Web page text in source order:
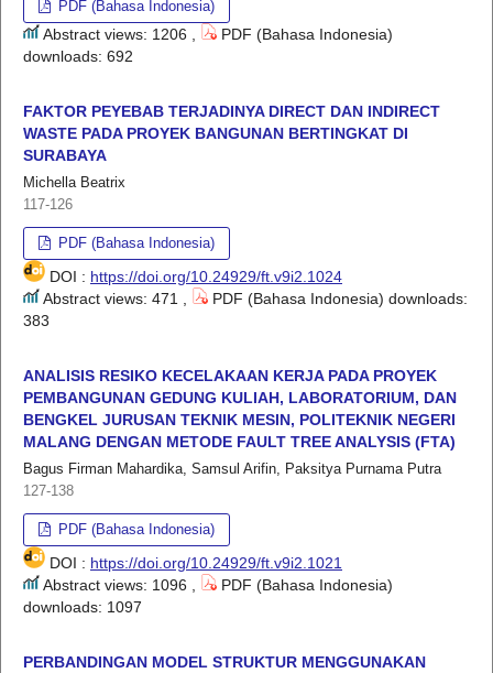
PDF (Bahasa Indonesia)
Abstract views: 1206 ,
PDF (Bahasa Indonesia)
downloads: 692
FAKTOR PEYEBAB TERJADINYA DIRECT DAN INDIRECT
WASTE PADA PROYEK BANGUNAN BERTINGKAT DI
SURABAYA
Michella Beatrix
117-126
PDF (Bahasa Indonesia)
DOI : https://doi.org/10.24929/ft.v9i2.1024
Abstract views: 471 ,
PDF (Bahasa Indonesia) downloads:
383
ANALISIS RESIKO KECELAKAAN KERJA PADA PROYEK
PEMBANGUNAN GEDUNG KULIAH, LABORATORIUM, DAN
BENGKEL JURUSAN TEKNIK MESIN, POLITEKNIK NEGERI
MALANG DENGAN METODE FAULT TREE ANALYSIS (FTA)
Bagus Firman Mahardika, Samsul Arifin, Paksitya Purnama Putra
127-138
PDF (Bahasa Indonesia)
DOI : https://doi.org/10.24929/ft.v9i2.1021
Abstract views: 1096 ,
PDF (Bahasa Indonesia)
downloads: 1097
PERBANDINGAN MODEL STRUKTUR MENGGUNAKAN